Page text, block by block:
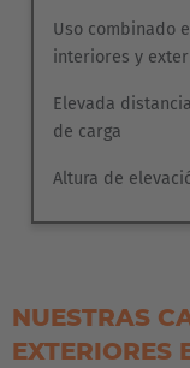
Uso combinado
interiores y
Elevada
de carga
Altura de
NUESTRAS
EXTERIORES